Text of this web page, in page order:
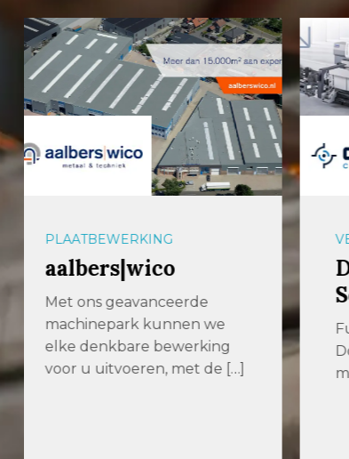
VERSPANEN
Dormac CNC
Solutions
Full Service CNC Solutions
Dormac CNC Solutions is al
meer dan 70 jaar dé […]